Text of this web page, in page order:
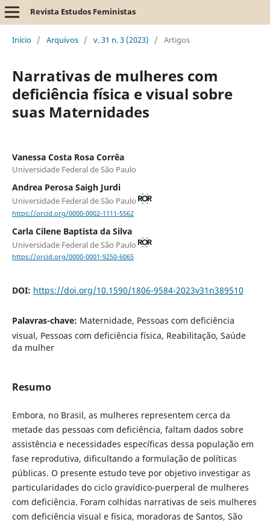
Revista Estudos Feministas
Início / Arquivos / v. 31 n. 3 (2023) / Artigos
Narrativas de mulheres com
deficiência física e visual sobre
suas Maternidades
Vanessa Costa Rosa Corrêa
Universidade Federal de São Paulo
Andrea Perosa Saigh Jurdi
Universidade Federal de São Paulo
https://orcid.org/0000-0002-1111-5562
Carla Cilene Baptista da Silva
Universidade Federal de São Paulo
https://orcid.org/0000-0001-9250-6065
DOI: https://doi.org/10.1590/1806-9584-2023v31n389510
Palavras-chave: Maternidade, Pessoas com deficiência
visual, Pessoas com deficiência física, Reabilitação, Saúde
da mulher
Resumo
Embora, no Brasil, as mulheres representem cerca da
metade das pessoas com deficiência, faltam dados sobre
assistência e necessidades específicas dessa população em
fase reprodutiva, dificultando a formulação de políticas
públicas. O presente estudo teve por objetivo investigar as
particularidades do ciclo gravídico-puerperal de mulheres
com deficiência. Foram colhidas narrativas de seis mulheres
com deficiência visual e física, moradoras de Santos, São